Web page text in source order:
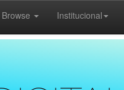
Browse Institucional